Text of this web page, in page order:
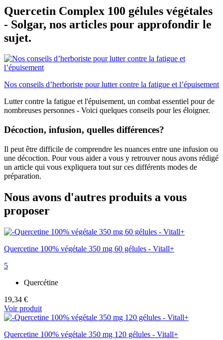
Quercetin Complex 100 gélules végétales
- Solgar, nos articles pour approfondir le
sujet.
Nos conseils d’herboriste pour lutter contre la fatigue et l’épuisement
Lutter contre la fatigue et l'épuisement, un combat essentiel pour de
nombreuses personnes - Voici quelques conseils pour les éloigner.
Décoction, infusion, quelles différences?
Il peut être difficile de comprendre les nuances entre une infusion ou
une décoction. Pour vous aider a vous y retrouver nous avons rédigé
un article qui vous expliquera tout sur ces différents modes de
préparation.
Nous avons d'autres produits a vous
proposer
Quercetine 100% végétale 350 mg 60 gélules - Vitall+
5
Quercétine
19,34 €
Voir produit
Quercetine 100% végétale 350 mg 120 gélules - Vitall+